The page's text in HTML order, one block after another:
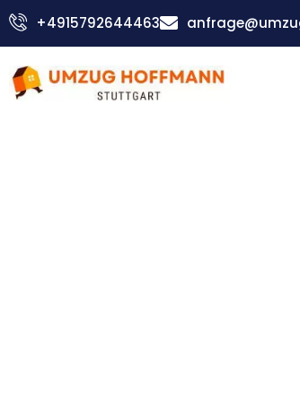
Zum
Inhalt
+4915792644463